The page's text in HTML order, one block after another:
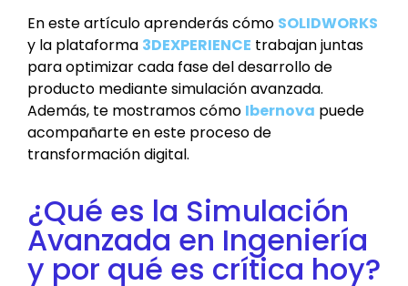
En este artículo aprenderás cómo SOLIDWORKS
y la plataforma 3DEXPERIENCE trabajan juntas
para optimizar cada fase del desarrollo de
producto mediante simulación avanzada.
Además, te mostramos cómo Ibernova puede
acompañarte en este proceso de
transformación digital.
¿Qué es la Simulación
Avanzada en Ingeniería
y por qué es crítica hoy?